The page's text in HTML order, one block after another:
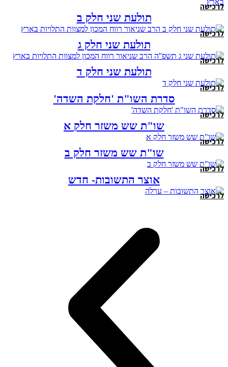
לרכישה
תולעת שני חלק ב
לרכישה
תולעת שני חלק ג
לרכישה
תולעת שני חלק ד
לרכישה
סדרת השו"ת 'חלקת השדה'
לרכישה
שו"ת שש משזר חלק א
לרכישה
שו"ת שש משזר חלק ב
לרכישה
אוצר התשובות- חדש
לרכישה